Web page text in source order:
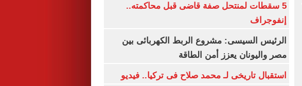
5 سقطات لمنتحل صفة قاضى قبل محاكمته..
إنفوجراف
الرئيس السيسى: مشروع الربط الكهربائى بين
مصر واليونان يعزز أمن الطاقة
استقبال تاريخى لـ محمد صلاح فى تركيا.. فيديو